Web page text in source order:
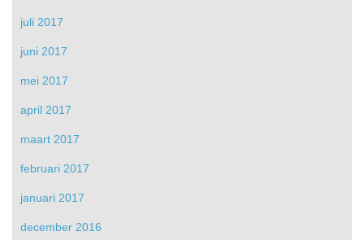
juli 2017
juni 2017
mei 2017
april 2017
maart 2017
februari 2017
januari 2017
december 2016